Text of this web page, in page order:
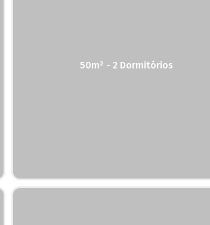
50m² - 2 Dormitórios